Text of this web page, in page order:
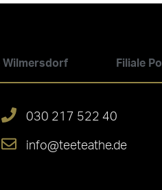
Wilmersdorf Filiale
030 217 522 40
info@teeteathe.de